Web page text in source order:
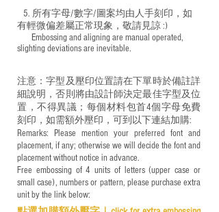
5. 所有字母/數字/圖案均由人手刻印，如
有輕微偏差屬正常現象，敬請見諒 :)
​ Embossing and aligning are manual operated,
slighting deviations are inevitable.
注意：字型及壓印位置請在下單時於備註詳
細說明，否則將由設計師決定最佳字型及位
置，不得異議；每個材料包首4個字母免費
刻印，如需額外壓印，可到以下連結加購:
Remarks: Please mention your preferred font and
placement, if any; otherwise we will decide the font and
placement without notice in advance.
Free embossing of 4 units of letters (upper case or
small case), numbers or pattern, please purchase extra
unit by the link below: